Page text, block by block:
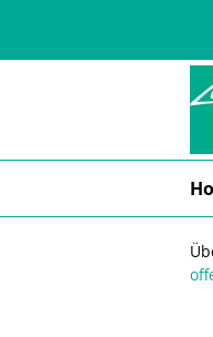
Zum Hauptinhalt